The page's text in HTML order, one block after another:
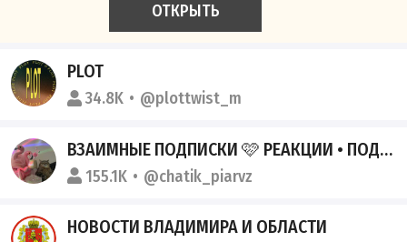
ОТКРЫТЬ
PLOT
34.8K @plottwist_m
ВЗАИМНЫЕ ПОДПИСКИ 🩷 РЕАКЦИИ • ПОДПИСКА
155.1K @chatik_piarvz
НОВОСТИ ВЛАДИМИРА И ОБЛАСТИ